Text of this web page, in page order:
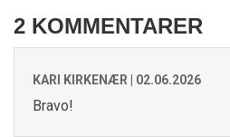
2 KOMMENTARER
KARI KIRKENÆR | 02.06.2026
Bravo!